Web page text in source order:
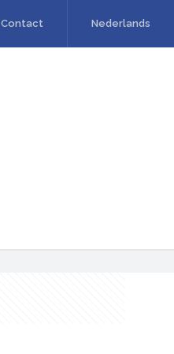
Contact Nederlands